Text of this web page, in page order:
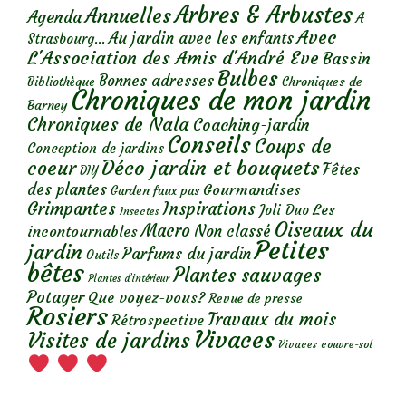
AgendaAnnuellesArbres & Arbustes A
Strasbourg... Au jardin avec les enfantsAvec
L'Association des Amis d'André Eve Bassin
Bibliothèque Bonnes adresses Bulbes Chroniques de
Barney Chroniques de mon jardin
Chroniques de Nala Coaching-jardin
Conception de jardins ConseilsCoups de
coeur DIY Déco jardin et bouquetsFêtes
des plantes Garden faux pas Gourmandises
Grimpantes Insectes Inspirations Joli Duo Les
incontournables Macro Non classé Oiseaux du
jardin Outils Parfums du jardinPetites
bêtes Plantes d’intérieur Plantes sauvages
Potager Que voyez-vous? Revue de presse
Rosiers Rétrospective Travaux du mois
Visites de jardins Vivaces Vivaces couvre-sol